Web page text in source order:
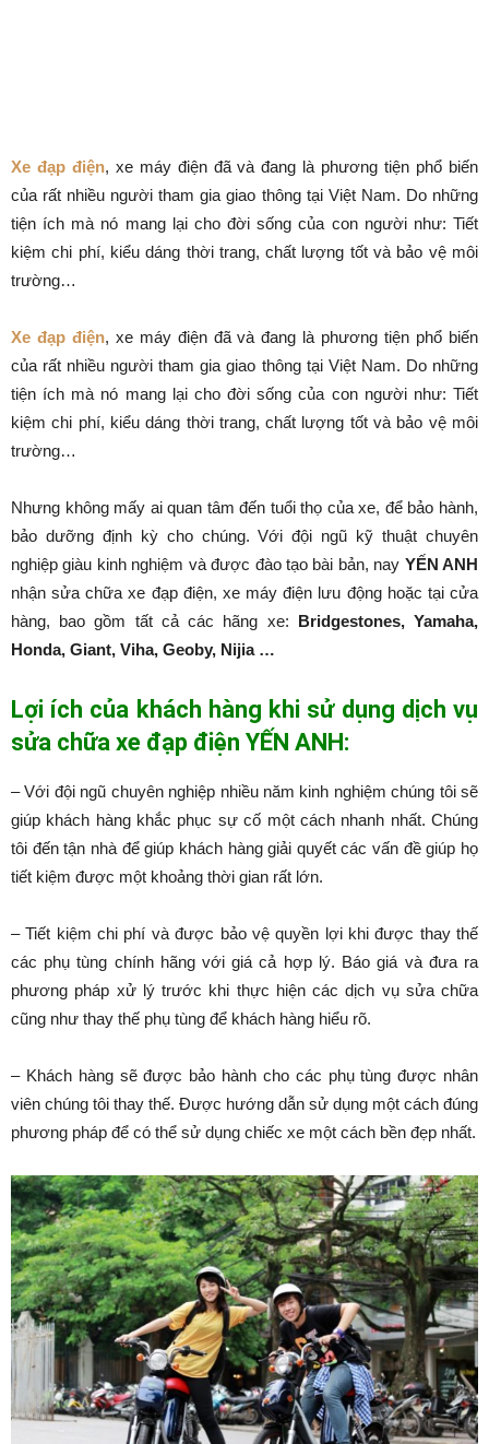
Xe đạp điện, xe máy điện đã và đang là phương tiện phổ biến
của rất nhiều người tham gia giao thông tại Việt Nam. Do những
tiện ích mà nó mang lại cho đời sống của con người như: Tiết
kiệm chi phí, kiểu dáng thời trang, chất lượng tốt và bảo vệ môi
trường…
Xe đạp điện, xe máy điện đã và đang là phương tiện phổ biến
của rất nhiều người tham gia giao thông tại Việt Nam. Do những
tiện ích mà nó mang lại cho đời sống của con người như: Tiết
kiệm chi phí, kiểu dáng thời trang, chất lượng tốt và bảo vệ môi
trường…
Nhưng không mấy ai quan tâm đến tuổi thọ của xe, để bảo hành,
bảo dưỡng định kỳ cho chúng. Với đội ngũ kỹ thuật chuyên
nghiệp giàu kinh nghiệm và được đào tạo bài bản, nay YẾN ANH
nhận sửa chữa xe đạp điện, xe máy điện lưu động hoặc tại cửa
hàng, bao gồm tất cả các hãng xe: Bridgestones, Yamaha,
Honda, Giant, Viha, Geoby, Nijia …
Lợi ích của khách hàng khi sử dụng dịch vụ
sửa chữa xe đạp điện YẾN ANH:
– Với đội ngũ chuyên nghiệp nhiều năm kinh nghiệm chúng tôi sẽ
giúp khách hàng khắc phục sự cố một cách nhanh nhất. Chúng
tôi đến tận nhà để giúp khách hàng giải quyết các vấn đề giúp họ
tiết kiệm được một khoảng thời gian rất lớn.
– Tiết kiệm chi phí và được bảo vệ quyền lợi khi được thay thế
các phụ tùng chính hãng với giá cả hợp lý. Báo giá và đưa ra
phương pháp xử lý trước khi thực hiện các dịch vụ sửa chữa
cũng như thay thế phụ tùng để khách hàng hiểu rõ.
– Khách hàng sẽ được bảo hành cho các phụ tùng được nhân
viên chúng tôi thay thế. Được hướng dẫn sử dụng một cách đúng
phương pháp để có thể sử dụng chiếc xe một cách bền đẹp nhất.